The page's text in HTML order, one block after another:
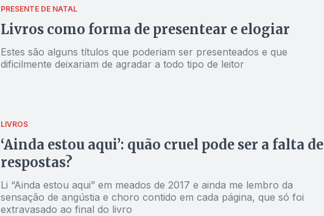
PRESENTE DE NATAL
Livros como forma de presentear e elogiar
Estes são alguns títulos que poderiam ser presenteados e que
dificilmente deixariam de agradar a todo tipo de leitor
LIVROS
‘Ainda estou aqui’: quão cruel pode ser a falta de
respostas?
Li “Ainda estou aqui” em meados de 2017 e ainda me lembro da
sensação de angústia e choro contido em cada página, que só foi
extravasado ao final do livro